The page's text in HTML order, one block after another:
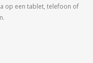
op een tablet, telefoon of